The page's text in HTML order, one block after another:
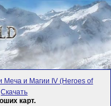
Меча и Магии IV (Heroes of
Скачать
карт.